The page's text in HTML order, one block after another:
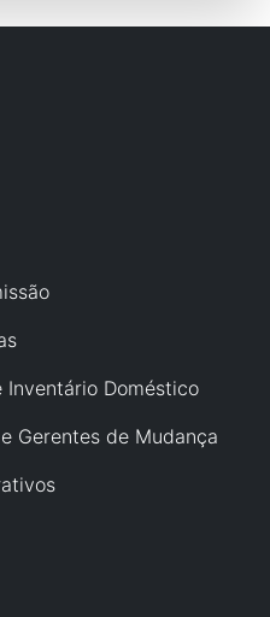
Inventário Doméstico
Gerentes de Mudança